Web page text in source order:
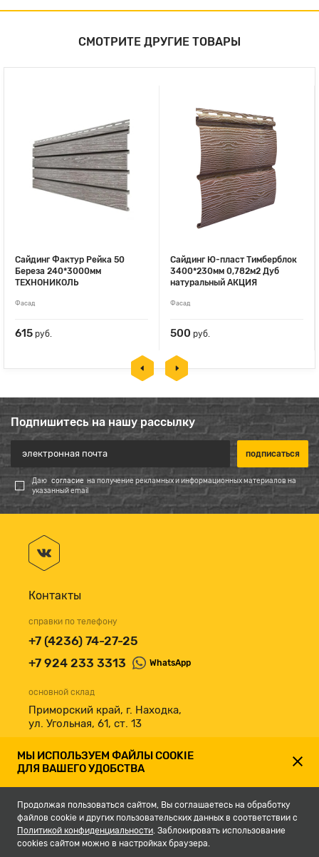
СМОТРИТЕ ДРУГИЕ ТОВАРЫ
Сайдинг Фактур Рейка 50
Береза 240*3000мм
ТЕХНОНИКОЛЬ
Фасад
615 руб.
Сайдинг Ю-пласт Тимберблок
3400*230мм 0,782м2 Дуб
натуральный АКЦИЯ
Фасад
500 руб.
Подпишитесь на нашу рассылку
Даю согласие на получение рекламных и информационных материалов на
указанный email
Контакты
справки по телефону
+7 (4236) 74-27-25
+7 924 233 3313
WhatsApp
основной склад
Приморский край, г. Находка,
ул. Угольная, 61, ст. 13
принимаем к оплате
МЫ ИСПОЛЬЗУЕМ ФАЙЛЫ COOKIE
ДЛЯ ВАШЕГО УДОБСТВА
Продолжая пользоваться сайтом, Вы соглашаетесь на обработку
файлов cookie и других пользовательских данных в соответствии с
Политикой конфиденциальности. Заблокировать использование
cookies сайтом можно в настройках браузера.